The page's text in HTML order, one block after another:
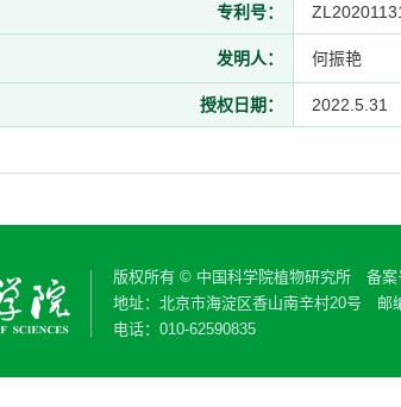
专利号：
发明人： 何振艳
授权日期： 2022.5.31
版权所有 © 中国科学院植物研究所 备案
地址：北京市海淀区香山南辛村20号 邮
电话：010-62590835